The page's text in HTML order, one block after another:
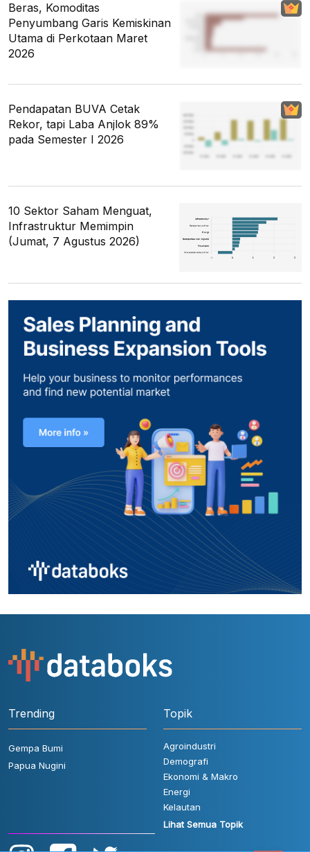
Beras, Komoditas
Penyumbang Garis Kemiskinan
Utama di Perkotaan Maret
2026
Pendapatan BUVA Cetak
Rekor, tapi Laba Anjlok 89%
pada Semester I 2026
10 Sektor Saham Menguat,
Infrastruktur Memimpin
(Jumat, 7 Agustus 2026)
Trending
Gempa Bumi
Papua Nugini
Topik
Agroindustri
Demografi
Ekonomi & Makro
Energi
Kelautan
Lihat Semua Topik